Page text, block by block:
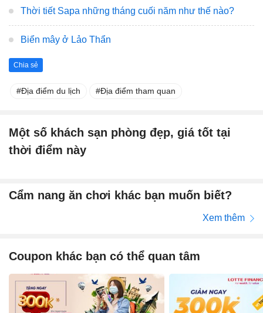
Thời tiết Sapa những tháng cuối năm như thế nào?
Biển mây ở Lảo Thẩn
Chia sẻ
Địa điểm du lịch Địa điểm tham quan
Một số khách sạn phòng đẹp, giá tốt tại
thời điểm này
Cẩm nang ăn chơi khác bạn muốn biết?
Xem thêm
Coupon khác bạn có thể quan tâm